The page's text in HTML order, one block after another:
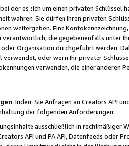
der es sich um einen privaten
wahren. Sie dürfen Ihren privaten
weitergeben. Eine
die gegebenenfalls unter
Organisation durchgeführt werden.
verwendet, oder wenn Ihr privater
verwenden, die einer anderen
. Indem Sie Anfragen an Creators API
der folgenden Anforderungen:
ausschließlich in rechtmäßiger
API und PA API, Datenfeeds oder